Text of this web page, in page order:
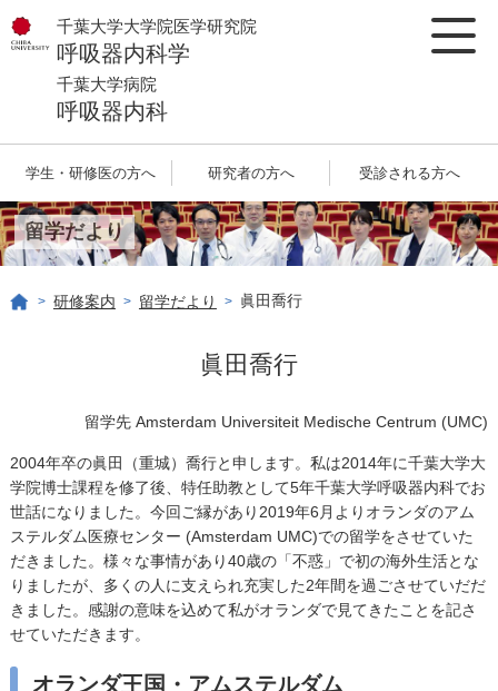
千葉大学大学院医学研究院
呼吸器内科学
千葉大学病院
呼吸器内科
学生・研修医の方へ 研究者の方へ 受診される方へ
留学だより
> 研修案内 > 留学だより > 眞田喬行
眞田喬行
留学先Amsterdam Universiteit Medische Centrum (UMC)
2004年卒の眞田（重城）喬行と申します。私は2014年に千葉大学大
学院博士課程を修了後、特任助教として5年千葉大学呼吸器内科でお
世話になりました。今回ご縁があり2019年6月よりオランダのアム
ステルダム医療センター (Amsterdam UMC)での留学をさせていた
だきました。様々な事情があり40歳の「不惑」で初の海外生活とな
りましたが、多くの人に支えられ充実した2年間を過ごさせていだだ
きました。感謝の意味を込めて私がオランダで見てきたことを記さ
せていただきます。
オランダ王国・アムステルダム